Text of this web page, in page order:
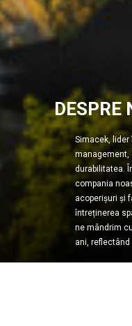
DESPRE
Simacek,
management,
durabilitatea.
compania
acoperișuri și
întreținerea
ne mândrim
ani,